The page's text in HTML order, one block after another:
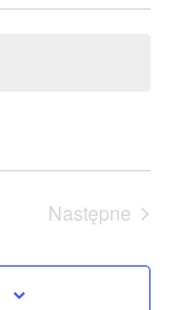
Następne